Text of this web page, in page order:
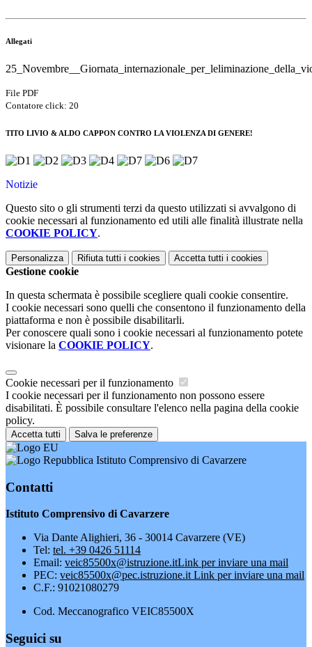
Allegati
File PDF
Contatore click: 20
TITO LIVIO & ALDO CAPPON CONTRO LA VIOLENZA DI GENERE!
Notizie
Questo sito o gli strumenti terzi da questo utilizzati si avvalgono di
cookie necessari al funzionamento ed utili alle finalità illustrate nella
COOKIE POLICY.
Personalizza Rifiuta tutti i cookies Accetta tutti i cookies
Gestione cookie
In questa schermata è possibile scegliere quali cookie consentire.
I cookie necessari sono quelli che consentono il funzionamento della
piattaforma e non è possibile disabilitarli.
Per conoscere quali sono i cookie necessari al funzionamento potete
visionare la COOKIE POLICY.
Cookie necessari per il funzionamento
I cookie necessari per il funzionamento non possono essere
disabilitati. È possibile consultare l'elenco nella pagina della cookie
policy.
Accetta tutti Salva le preferenze
Istituto Comprensivo di Cavarzere
Contatti
Istituto Comprensivo di Cavarzere
Via Dante Alighieri, 36 - 30014 Cavarzere (VE)
Tel: tel. +39 0426 51114
Email: veic85500x@istruzione.itLink per inviare una mail
PEC: veic85500x@pec.istruzione.it Link per inviare una mail
C.F.: 91021080279
Cod. Meccanografico VEIC85500X
Seguici su